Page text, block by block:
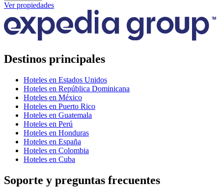
Ver propiedades
Destinos principales
Hoteles en Estados Unidos
Hoteles en República Dominicana
Hoteles en México
Hoteles en Puerto Rico
Hoteles en Guatemala
Hoteles en Perú
Hoteles en Honduras
Hoteles en España
Hoteles en Colombia
Hoteles en Cuba
Soporte y preguntas frecuentes